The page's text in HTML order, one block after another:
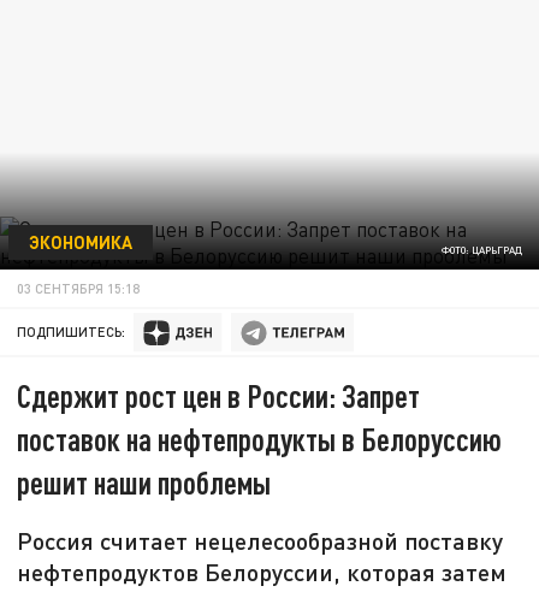
ФОТО: ЦАРЬГРАД
ЭКОНОМИКА
03 СЕНТЯБРЯ 15:18
ПОДПИШИТЕСЬ:
Сдержит рост цен в России: Запрет
поставок на нефтепродукты в Белоруссию
решит наши проблемы
Россия считает нецелесообразной поставку
нефтепродуктов Белоруссии, которая затем